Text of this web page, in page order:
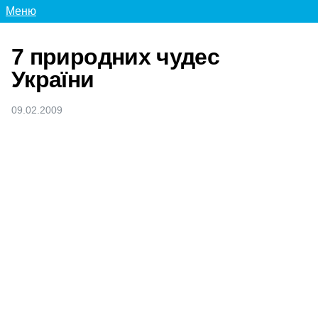
Меню
7 природних чудес
України
09.02.2009